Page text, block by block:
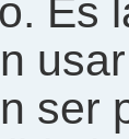
Es
ser